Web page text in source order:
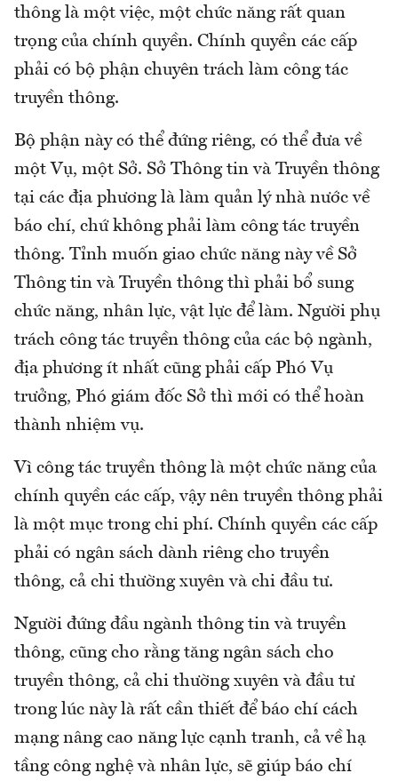
thông là một việc, một chức năng rất quan
trọng của chính quyền. Chính quyền các cấp
phải có bộ phận chuyên trách làm công tác
truyền thông.
Bộ phận này có thể đứng riêng, có thể đưa về
một Vụ, một Sở. Sở Thông tin và Truyền thông
tại các địa phương là làm quản lý nhà nước về
báo chí, chứ không phải làm công tác truyền
thông. Tỉnh muốn giao chức năng này về Sở
Thông tin và Truyền thông thì phải bổ sung
chức năng, nhân lực, vật lực để làm. Người phụ
trách công tác truyền thông của các bộ ngành,
địa phương ít nhất cũng phải cấp Phó Vụ
trưởng, Phó giám đốc Sở thì mới có thể hoàn
thành nhiệm vụ.
Vì công tác truyền thông là một chức năng của
chính quyền các cấp, vậy nên truyền thông phải
là một mục trong chi phí. Chính quyền các cấp
phải có ngân sách dành riêng cho truyền
thông, cả chi thường xuyên và chi đầu tư.
Người đứng đầu ngành thông tin và truyền
thông, cũng cho rằng tăng ngân sách cho
truyền thông, cả chi thường xuyên và đầu tư
trong lúc này là rất cần thiết để báo chí cách
mạng nâng cao năng lực cạnh tranh, cả về hạ
tầng công nghệ và nhân lực, sẽ giúp báo chí